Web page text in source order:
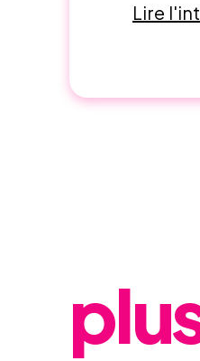
Lire